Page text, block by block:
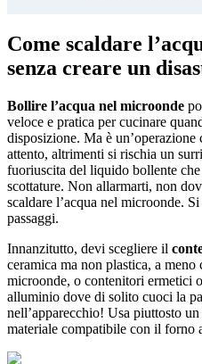
Come scaldare
senza creare un
Bollire l’acqua nel microonde
veloce e pratica per cucinare
disposizione. Ma è
attento, altrimenti si rischia un
fuoriuscita del liquido bollente
scottature. Non allarmarti, non
scaldare l’acqua nel microonde.
passaggi.
Innanzitutto, devi scegliere il
ceramica ma non plastica, a
microonde, o contenitori ermetici
alluminio dove di solito cuoci la
nell’apparecchio! Usa piuttosto
materiale compatibile con il forno